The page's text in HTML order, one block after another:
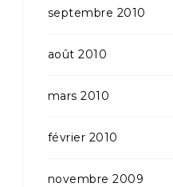
septembre 2010
août 2010
mars 2010
février 2010
novembre 2009